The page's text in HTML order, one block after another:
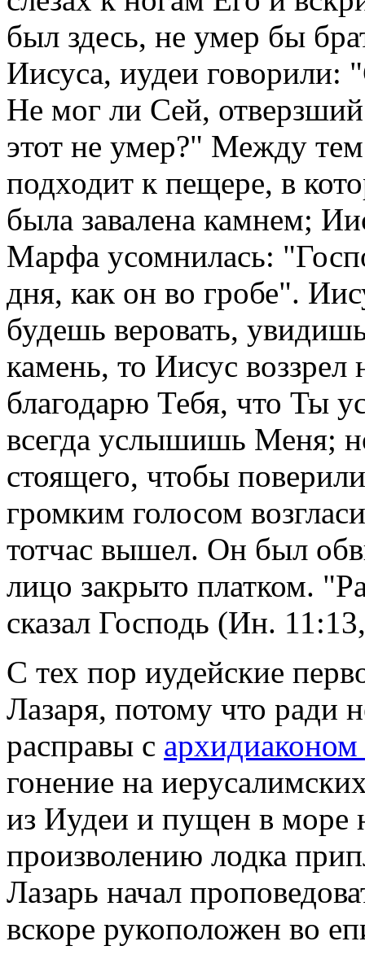
был здесь, не умер бы
Иисуса, иудеи говорили:
Не мог ли Сей,
этот не умер?" Между
подходит к пещере, в
была завалена камнем;
Марфа усомнилась:
дня, как он во гробе".
будешь веровать,
камень, то Иисус
благодарю Тебя, что Ты
всегда услышишь Меня;
стоящего, чтобы
громким голосом
тотчас вышел. Он был
лицо закрыто платком.
сказал Господь (Ин.
С тех пор иудейские
Лазаря, потому что ради
расправы с
гонение на
из Иудеи и пущен в море
произволению лодка
Лазарь начал
вскоре рукоположен во